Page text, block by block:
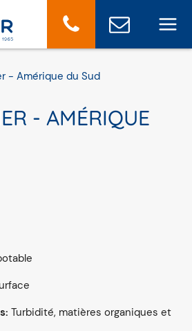
- Amérique du Sud
- AMÉRIQUE
Turbidité, matières organiques et